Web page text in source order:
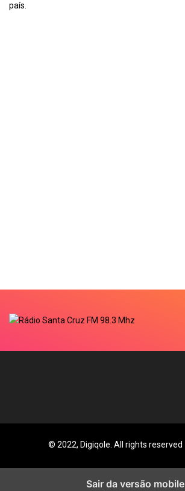
país.
© 2022, Digiqole. All rights reserved
Sair da versão mobile